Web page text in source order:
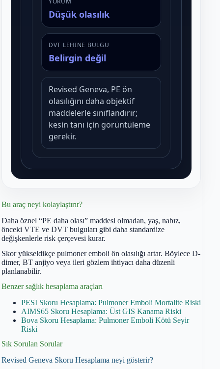
Bu araç neyi kolaylaştırır?
Daha öznel “PE daha olası” maddesi olmadan, yaş, nabız,
önceki VTE ve DVT bulguları gibi daha standardize
değişkenlerle risk çerçevesi kurar.
Skor yükseldikçe pulmoner emboli ön olasılığı artar. Böylece D-
dimer, BT anjiyo veya ileri gözlem ihtiyacı daha düzenli
planlanabilir.
Benzer sağlık hesaplama araçları
PESI Skoru Hesaplama: Pulmoner Emboli Mortalite Riski
AIMS65 Skoru Hesaplama: Üst GIS Kanama Riski
Bova Skoru Hesaplama: Pulmoner Emboli Kötü Seyir
Riski
Sık Sorulan Sorular
Revised Geneva Skoru Hesaplama neyi gösterir?